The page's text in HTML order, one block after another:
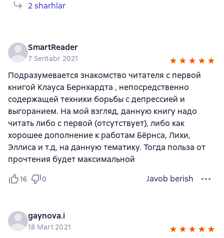
2 sharhlar
SmartReader
7 Sentabr 2021
Подразумевается знакомство читателя с первой
книгой Клауса Бернхардта , непосредственно
содержащей техники борьбы с депрессией и
выгоранием. На мой взгляд, данную книгу надо
читать либо с первой (отсутствует), либо как
хорошее дополнение к работам Бёрнса, Лихи,
Эллиса и т.д, на данную тематику. Тогда польза от
прочтения будет максимальной
16 0 Javob berish
gaynova.i
18 Mart 2021